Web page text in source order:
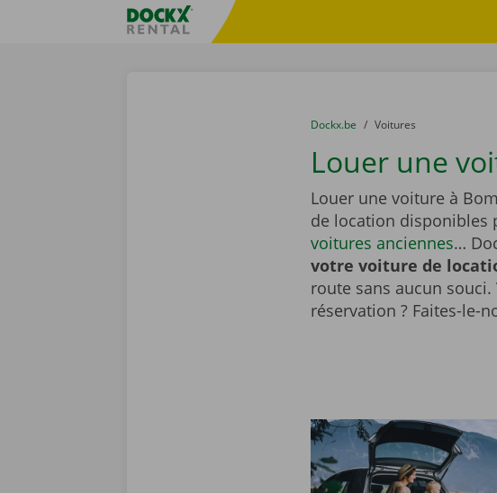
sitename
You are here:
du
Dockx.be to
Voitures
Louer une
Louer une voiture à
de location disponibles
voitures anciennes…
votre voiture de
route sans aucun
réservation ? Faites-le-